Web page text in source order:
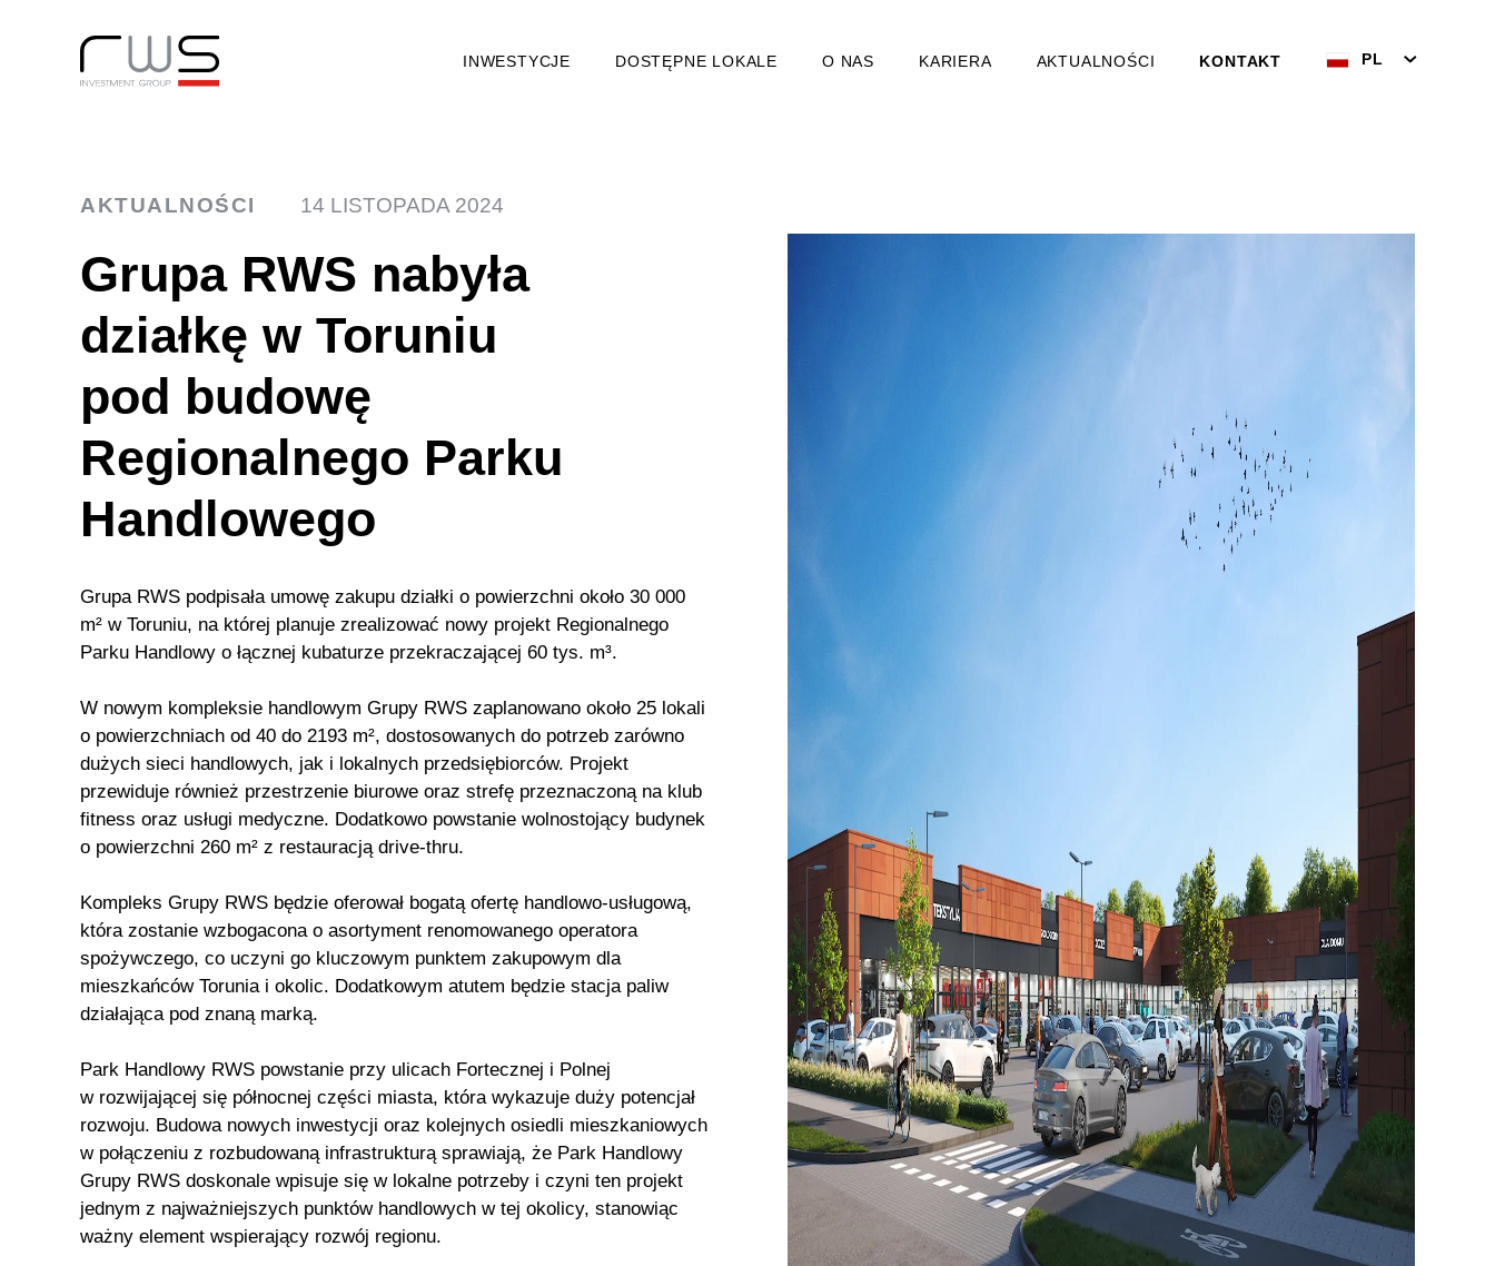
INWESTYCJE DOSTĘPNE LOKALE O NAS KARIERA AKTUALNOŚCI KONTAKT PL
AKTUALNOŚCI 14 LISTOPADA 2024
Grupa RWS nabyła
działkę w Toruniu
pod budowę
Regionalnego Parku
Handlowego
Grupa RWS podpisała umowę zakupu działki o powierzchni około 30 000
m² w Toruniu, na której planuje zrealizować nowy projekt Regionalnego
Parku Handlowy o łącznej kubaturze przekraczającej 60 tys. m³.
W nowym kompleksie handlowym Grupy RWS zaplanowano około 25 lokali
o powierzchniach od 40 do 2193 m², dostosowanych do potrzeb zarówno
dużych sieci handlowych, jak i lokalnych przedsiębiorców. Projekt
przewiduje również przestrzenie biurowe oraz strefę przeznaczoną na klub
fitness oraz usługi medyczne. Dodatkowo powstanie wolnostojący budynek
o powierzchni 260 m² z restauracją drive-thru.
Kompleks Grupy RWS będzie oferował bogatą ofertę handlowo-usługową,
która zostanie wzbogacona o asortyment renomowanego operatora
spożywczego, co uczyni go kluczowym punktem zakupowym dla
mieszkańców Torunia i okolic. Dodatkowym atutem będzie stacja paliw
działająca pod znaną marką.
Park Handlowy RWS powstanie przy ulicach Fortecznej i Polnej
w rozwijającej się północnej części miasta, która wykazuje duży potencjał
rozwoju. Budowa nowych inwestycji oraz kolejnych osiedli mieszkaniowych
w połączeniu z rozbudowaną infrastrukturą sprawiają, że Park Handlowy
Grupy RWS doskonale wpisuje się w lokalne potrzeby i czyni ten projekt
jednym z najważniejszych punktów handlowych w tej okolicy, stanowiąc
ważny element wspierający rozwój regionu.